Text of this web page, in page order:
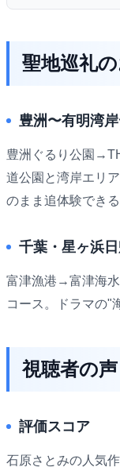
聖地巡礼
豊洲〜有明湾
豊洲ぐるり公園
道公園と湾岸エリ
のまま追体験できる
千葉・星ヶ浜
富津漁港→富津海
コース。ドラマの"
視聴者の声
評価スコア
石原さとみの人気